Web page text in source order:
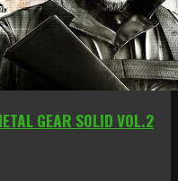
GEAR SOLID VOL.2